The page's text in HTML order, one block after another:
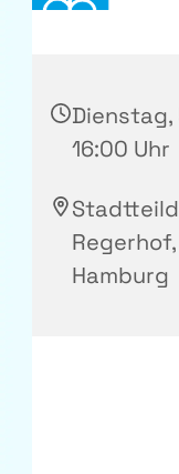
Dienstag,
16:00 Uhr
Hamburg